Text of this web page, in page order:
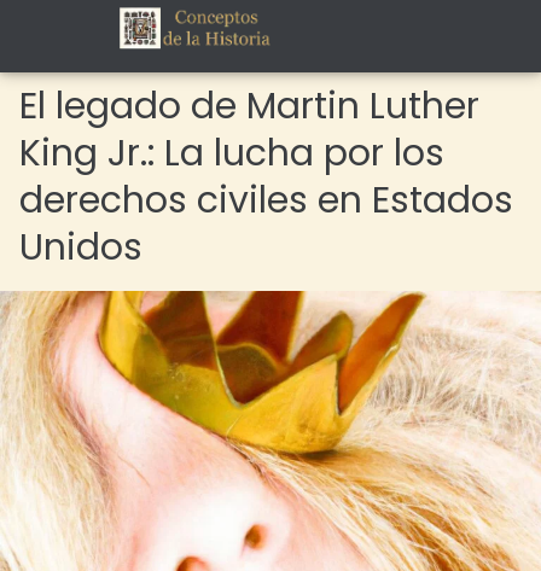
El legado de Martin Luther
King Jr.: La lucha por los
derechos civiles en Estados
Unidos